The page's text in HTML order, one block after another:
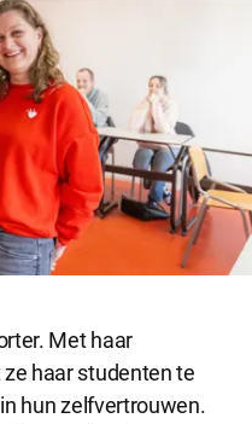
Met haar
haar studenten te
hun zelfvertrouwen.